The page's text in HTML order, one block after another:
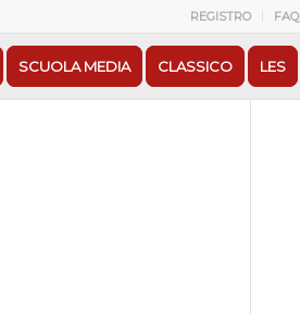
REGISTRO FAQ
SCUOLA MEDIA CLASSICO LES